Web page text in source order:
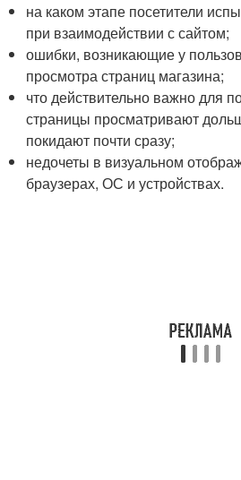
на каком этапе посетители
при взаимодействии с сайтом;
ошибки, возникающие у
просмотра страниц магазина;
что действительно важно для
страницы просматривают
покидают почти сразу;
недочеты в визуальном
браузерах, ОС и устройствах.